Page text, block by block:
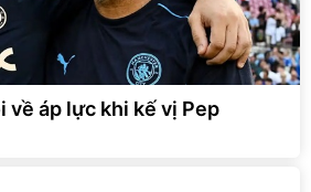
về áp lực khi kế vị Pep